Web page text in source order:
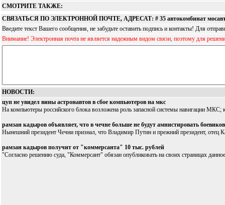
СМОТРИТЕ ТАКЖЕ:
СВЯЗАТЬСЯ ПО ЭЛЕКТРОННОЙ ПОЧТЕ, АДРЕСАТ: # 35 автокомбинат
Введите текст Вашего сообщения, не забудьте оставить подпись и контакты! Для
Внимание! Электронная почта не является надежным видом связи, поэтому для
НОВОСТИ:
цуп не увидел вины астронавтов в сбое компьютеров на мкс
На компьютеры российского блока возложена роль запасной системы навигации
рамзан кадыров объявляет, что в чечне больше не будут амнистировать боевиков
Нынешний президент Чечни признал, что Владимир Путин и прежний президент, отец
рамзан кадыров получит от "коммерсанта" 10 тыс. рублей
"Согласно решению суда, "Коммерсант" обязан опубликовать на своих страницах